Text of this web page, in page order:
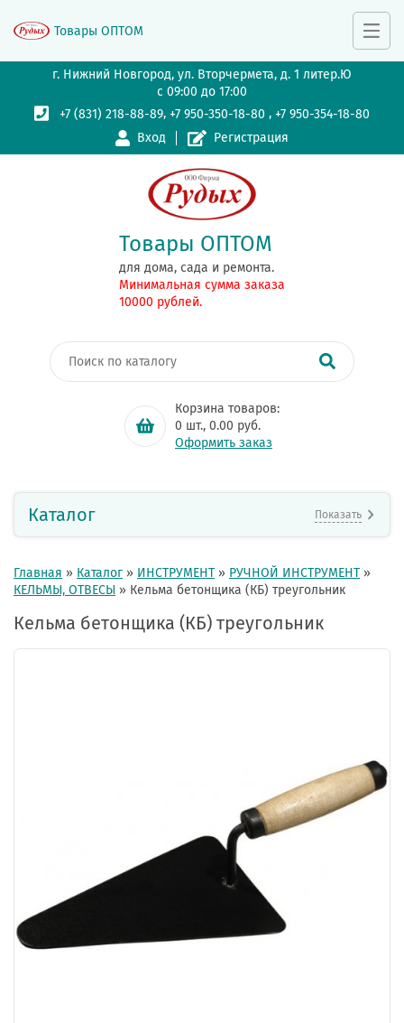
г. Нижний Новгород, ул. Вторчермета, д. 1 литер.Ю
с 09:00 до 17:00
+7 (831) 218-88-89,+7 950-350-18-80 ,+7 950-354-18-80
Вход
Регистрация
Товары ОПТОМ
для дома, сада и ремонта.
Минимальная сумма заказа
10000 рублей.
Корзина товаров:
0 шт., 0.00 руб.
Оформить заказ
Товары ОПТОМ
Каталог Показать
Главная » Каталог » ИНСТРУМЕНТ » РУЧНОЙ ИНСТРУМЕНТ »
КЕЛЬМЫ, ОТВЕСЫ » Кельма бетонщика (КБ) треугольник
Кельма бетонщика (КБ) треугольник